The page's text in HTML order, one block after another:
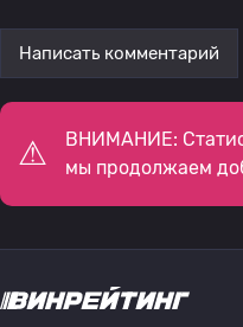
Написать комментарий
ВНИМАНИЕ:
мы продолжаем